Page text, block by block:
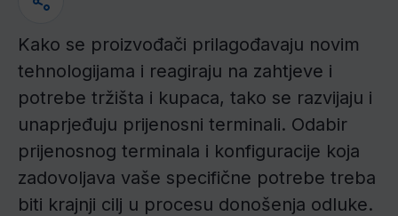
Kako se proizvođači prilagođavaju novim
tehnologijama i reagiraju na zahtjeve i
potrebe tržišta i kupaca, tako se razvijaju i
unaprjeđuju prijenosni terminali. Odabir
prijenosnog terminala i konfiguracije koja
zadovoljava vaše specifične potrebe treba
biti krajnji cilj u procesu donošenja odluke.